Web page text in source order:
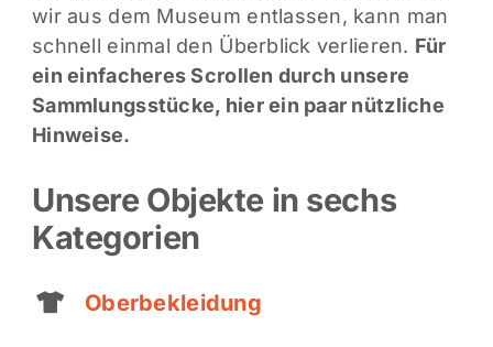
wir aus dem Museum entlassen, kann man
schnell einmal den Überblick verlieren. Für
ein einfacheres Scrollen durch unsere
Sammlungsstücke, hier ein paar nützliche
Hinweise.
Unsere Objekte in sechs
Kategorien
Oberbekleidung